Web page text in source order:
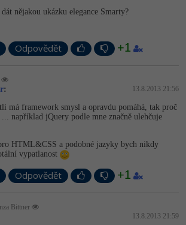
nějakou ukázku elegance Smarty?
Odpovědět +1
: 13.8.2013 21:56
má framework smysl a opravdu pomáhá, tak proč
například jQuery podle mne značně ulehčuje
HTML&CSS a podobné jazyky bych nikdy
vypatlanost
Odpovědět +1
Bittner
13.8.2013 21:59